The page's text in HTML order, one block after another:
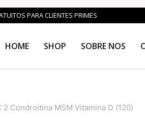
PARA CLIENTES PRIMES
HOME SHOP SOBRE NOS
Condroitina MSM Vitamina D (120)